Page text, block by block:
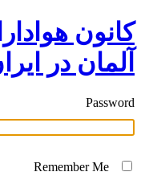
کانون
آلمان در
Password
Remember Me